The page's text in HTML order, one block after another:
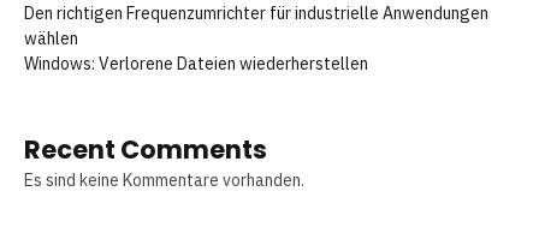
Den richtigen Frequenzumrichter für industrielle Anwendungen
wählen
Windows: Verlorene Dateien wiederherstellen
Recent Comments
Es sind keine Kommentare vorhanden.